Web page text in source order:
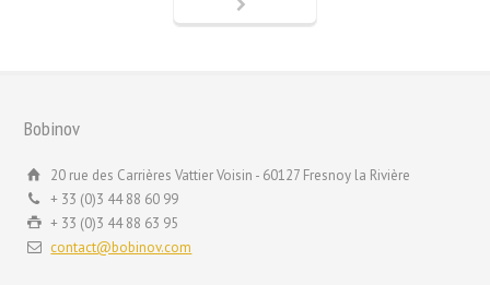
Bobinov
20 rue des Carrières Vattier Voisin - 60127 Fresnoy la Rivière
+ 33 (0)3 44 88 60 99
+ 33 (0)3 44 88 63 95
contact@bobinov.com